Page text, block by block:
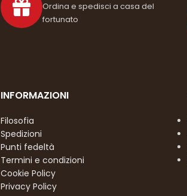
Ordina e spedisci a casa del
fortunato
INFORMAZIONI
Filosofia
Spedizioni
Punti fedeltà
Termini e condizioni
Cookie Policy
Privacy Policy